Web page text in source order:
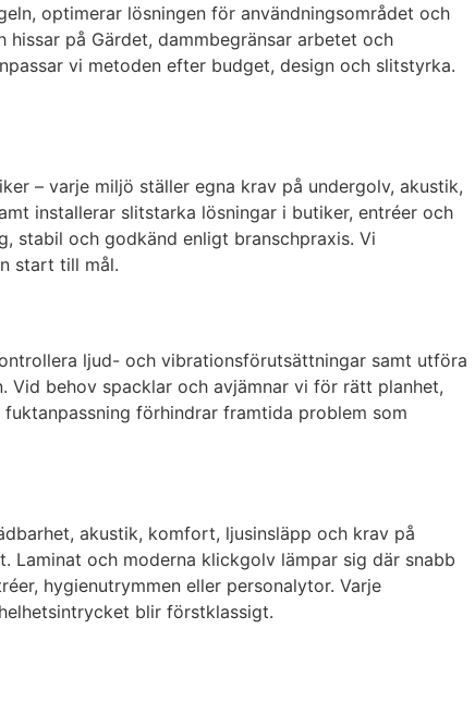
optimerar lösningen för användningsområdet och
på Gärdet, dammbegränsar arbetet och
vi metoden efter budget, design och slitstyrka.
– varje miljö ställer egna krav på undergolv, akustik,
installerar slitstarka lösningar i butiker, entréer och
stabil och godkänd enligt branschpraxis. Vi
start till mål.
ljud- och vibrationsförutsättningar samt utföra
Vid behov spacklar och avjämnar vi för rätt planhet,
förhindrar framtida problem som
akustik, komfort, ljusinsläpp och krav på
Laminat och moderna klickgolv lämpar sig där snabb
hygienutrymmen eller personalytor. Varje
blir förstklassigt.